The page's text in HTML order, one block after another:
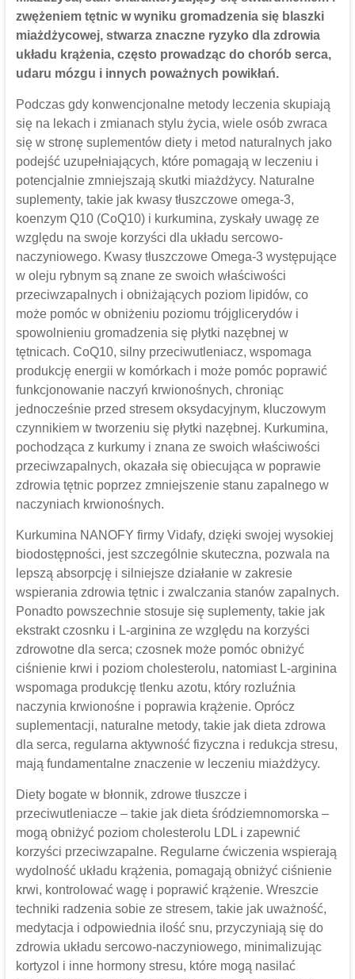
zwężeniem tętnic w wyniku gromadzenia się blaszki
miażdżycowej, stwarza znaczne ryzyko dla zdrowia
układu krążenia, często prowadząc do chorób serca,
udaru mózgu i innych poważnych powikłań.
Podczas gdy konwencjonalne metody leczenia skupiają
się na lekach i zmianach stylu życia, wiele osób zwraca
się w stronę suplementów diety i metod naturalnych jako
podejść uzupełniających, które pomagają w leczeniu i
potencjalnie zmniejszają skutki miażdżycy. Naturalne
suplementy, takie jak kwasy tłuszczowe omega-3,
koenzym Q10 (CoQ10) i kurkumina, zyskały uwagę ze
względu na swoje korzyści dla układu sercowo-
naczyniowego. Kwasy tłuszczowe Omega-3 występujące
w oleju rybnym są znane ze swoich właściwości
przeciwzapalnych i obniżających poziom lipidów, co
może pomóc w obniżeniu poziomu trójglicerydów i
spowolnieniu gromadzenia się płytki nazębnej w
tętnicach. CoQ10, silny przeciwutleniacz, wspomaga
produkcję energii w komórkach i może pomóc poprawić
funkcjonowanie naczyń krwionośnych, chroniąc
jednocześnie przed stresem oksydacyjnym, kluczowym
czynnikiem w tworzeniu się płytki nazębnej. Kurkumina,
pochodząca z kurkumy i znana ze swoich właściwości
przeciwzapalnych, okazała się obiecująca w poprawie
zdrowia tętnic poprzez zmniejszenie stanu zapalnego w
naczyniach krwionośnych.
Kurkumina NANOFY firmy Vidafy, dzięki swojej wysokiej
biodostępności, jest szczególnie skuteczna, pozwala na
lepszą absorpcję i silniejsze działanie w zakresie
wspierania zdrowia tętnic i zwalczania stanów zapalnych.
Ponadto powszechnie stosuje się suplementy, takie jak
ekstrakt czosnku i L-arginina ze względu na korzyści
zdrowotne dla serca; czosnek może pomóc obniżyć
ciśnienie krwi i poziom cholesterolu, natomiast L-arginina
wspomaga produkcję tlenku azotu, który rozluźnia
naczynia krwionośne i poprawia krążenie. Oprócz
suplementacji, naturalne metody, takie jak dieta zdrowa
dla serca, regularna aktywność fizyczna i redukcja stresu,
mają fundamentalne znaczenie w leczeniu miażdżycy.
Diety bogate w błonnik, zdrowe tłuszcze i
przeciwutleniacze – takie jak dieta śródziemnomorska –
mogą obniżyć poziom cholesterolu LDL i zapewnić
korzyści przeciwzapalne. Regularne ćwiczenia wspierają
wydolność układu krążenia, pomagają obniżyć ciśnienie
krwi, kontrolować wagę i poprawić krążenie. Wreszcie
techniki radzenia sobie ze stresem, takie jak uważność,
medytacja i odpowiednia ilość snu, przyczyniają się do
zdrowia układu sercowo-naczyniowego, minimalizując
kortyzol i inne hormony stresu, które mogą nasilać